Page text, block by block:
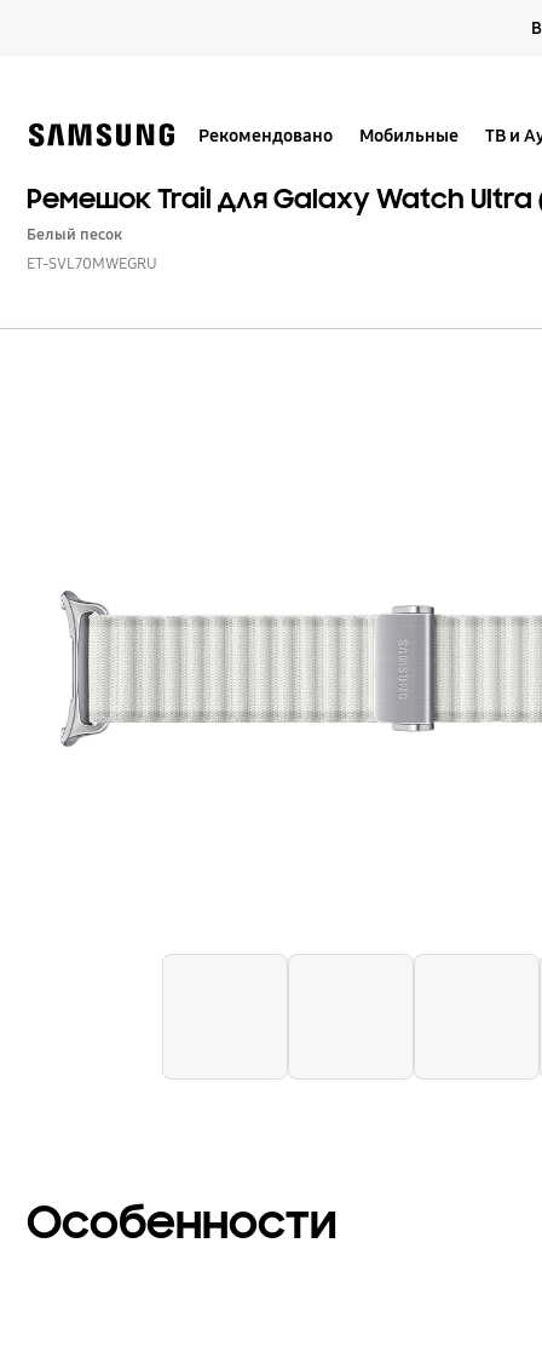
Рекомендовано Мобильные ТВ и
Ремешок Trail для Galaxy Watch Ultra
Белый песок
ET-SVL70MWEGRU
Особенности